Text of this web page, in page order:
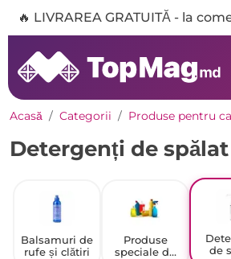
🔥 LIVRAREA GRATUITĂ - la
Acasă Categorii Produse pentru
Detergenți de
Balsamuri de
rufe și clătiri
Produse
speciale de
de